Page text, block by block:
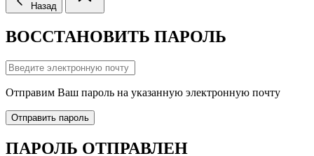
Назад
ВОССТАНОВИТЬ ПАРОЛЬ
Отправим Ваш пароль на указанную электронную почту
Отправить пароль
ПАРОЛЬ ОТПРАВЛЕН